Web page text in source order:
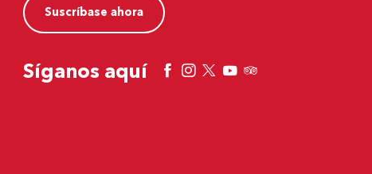
Suscríbase ahora
Síganos aquí